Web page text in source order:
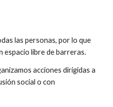
las personas, por lo que
espacio libre de barreras.
acciones dirigidas a
social o con